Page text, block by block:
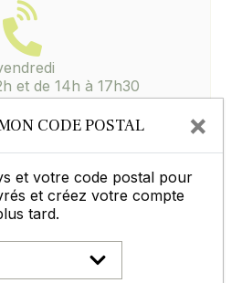
et de 14h à 17h30
nous
RÈGLEMENT
CODE POSTAL ×
et votre code postal pour
et créez votre compte
tard.